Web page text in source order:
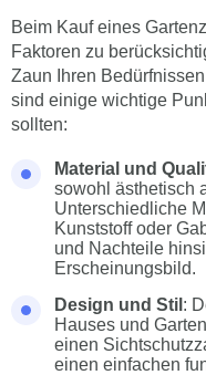
Beim Kauf eines
Faktoren zu
Zaun Ihren
sind einige wichtige
sollten:
Material und
sowohl ästhetisch
Unterschiedliche
Kunststoff oder
und Nachteile
Erscheinungsbild.
Design und Stil :
Hauses und
einen
einen einfachen